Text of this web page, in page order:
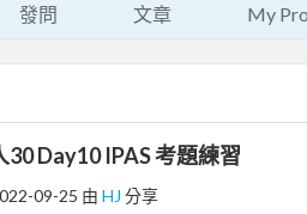
發問 文章 My
30 Day10 IPAS 考題練習
09-25 由 HJ 分享